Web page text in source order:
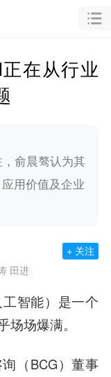
在从行业
俞晨骜认为其
用价值及企业
田进
+ 关注
智能）是一个
场爆满。
（BCG）董事